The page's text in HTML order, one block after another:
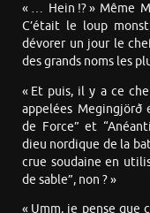
« … Hein !? » Même
C’était le loup
dévorer un jour le
des grands noms les
« Et puis, il y a ce
appelées Megingjörð
de Force” et
dieu nordique de la
crue soudaine en
de sable”, non ? »
« Umm, je pense que